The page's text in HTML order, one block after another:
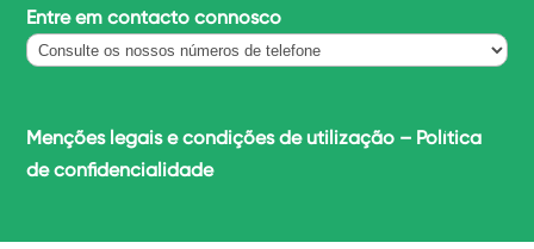
Entre em contacto connosco
Menções legais e condições de utilização – Política
de confidencialidade